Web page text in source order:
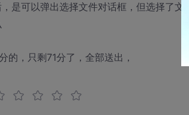
是可以弹出选择文件对话框，但选择了
的，只剩71分了，全部送出，